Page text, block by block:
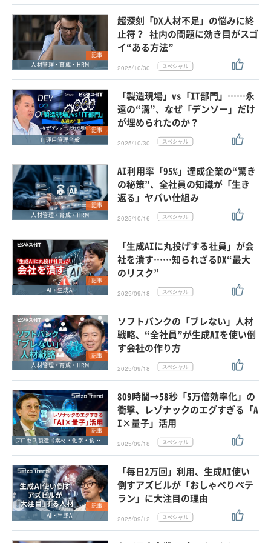
記事
人材管理・育成・HRM
超深刻「DX人材不足」の悩みに終
止符？ 社内の問題に効き目がスゴ
イ“ある方法”
2025/10/30
記事
IT運用管理全般
「製造現場」vs「IT部門」……永
遠の“溝”、なぜ「デンソー」だけ
が埋められたのか？
2025/10/30
記事
人材管理・育成・HRM
AI利用率「95%」達成企業の“驚き
の秘策”、全社員の知識が「生き
返る」ヤバい仕組み
2025/10/16
記事
AI・生成AI
「生成AIに丸投げする社員」が会
社を潰す……知られざるDX“最大
のリスク”
2025/09/18
記事
人材管理・育成・HRM
ソフトバンクの「ブレない」人材
戦略、“全社員”が生成AIを使い倒
す会社の作り方
2025/09/18
記事
プロセス製造（素材・化学・食品・医薬品）
809時間→58秒「5万倍効率化」の
衝撃、レゾナックのエグすぎる「A
I×量子」活用
2025/09/18
記事
AI・生成AI
「毎日2万回」利用、生成AI使い
倒すアズビルが「おしゃべりベテ
ラン」に大注目の理由
2025/09/12